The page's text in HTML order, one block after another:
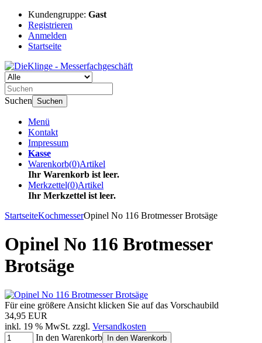
Kundengruppe: Gast
Registrieren
Anmelden
Startseite
Suchen Suchen
Menü
Kontakt
Impressum
Kasse
Warenkorb(0)Artikel
Ihr Warenkorb ist leer.
Merkzettel(0)Artikel
Ihr Merkzettel ist leer.
StartseiteKochmesserOpinel No 116 Brotmesser Brotsäge
Opinel No 116 Brotmesser
Brotsäge
Für eine größere Ansicht klicken Sie auf das Vorschaubild
34,95 EUR
inkl. 19 % MwSt. zzgl. Versandkosten
In den Warenkorb
In den Warenkorb